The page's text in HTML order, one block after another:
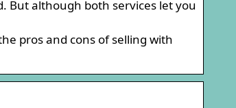
But although both services let you
pros and cons of selling with